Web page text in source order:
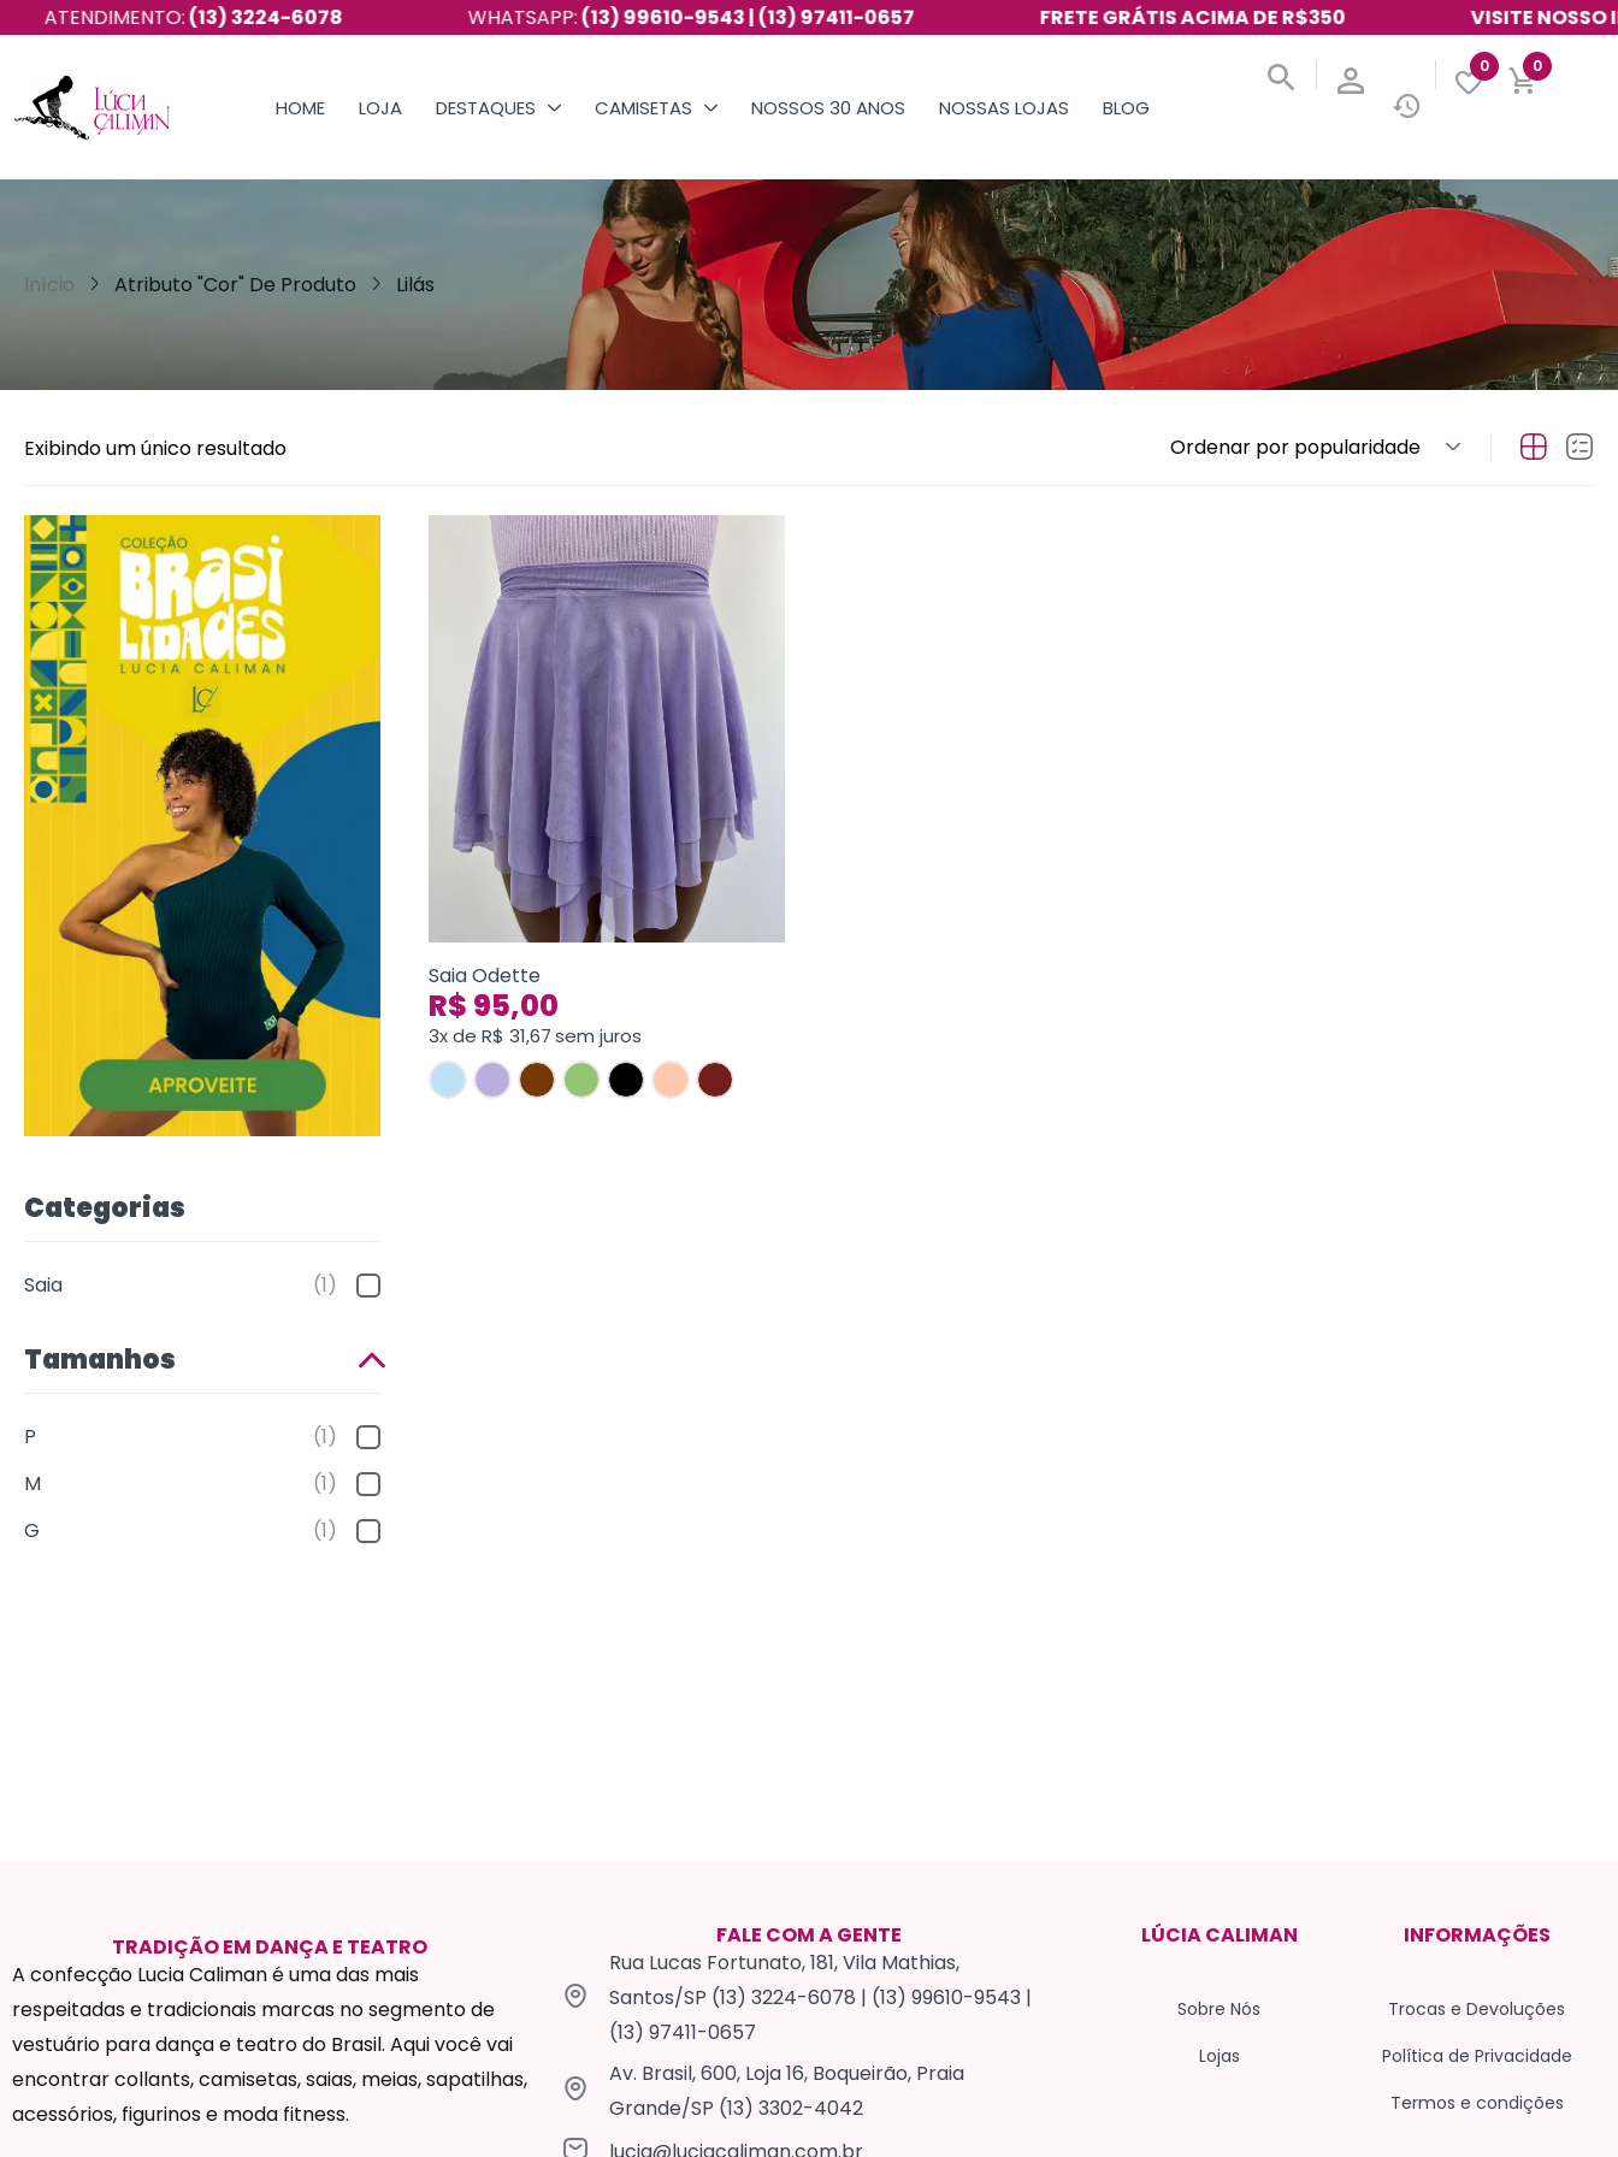
(13) 3224-6078 WHATSAPP:(13) 99610-9543 | (13) 97411-0657 FRETE GRÁTIS ACIMA DE R$350 VISITE NOSSO
HOME LOJA DESTAQUES CAMISETAS NOSSOS 30 ANOS NOSSAS LOJAS BLOG
0 0
Início Atributo "Cor" De Produto Lilás
Exibindo um único resultado Ordenar por popularidade
Categorias
Saia (1)
Tamanhos
P
(1)
M
(1)
G
(1)
Saia Odette
R$ 95,00
3x de R$ 31,67sem juros
TRADIÇÃO EM DANÇA E TEATRO
A confecção Lucia Caliman é uma das mais
respeitadas e tradicionais marcas no segmento de
vestuário para dança e teatro do Brasil. Aqui você vai
encontrar collants, camisetas, saias, meias, sapatilhas,
acessórios, figurinos e moda fitness.
FALE COM A GENTE
Rua Lucas Fortunato, 181, Vila Mathias,
Santos/SP (13) 3224-6078 | (13) 99610-9543 |
(13) 97411-0657
Av. Brasil, 600, Loja 16, Boqueirão, Praia
Grande/SP (13) 3302-4042
lucia@luciacaliman.com.br
LÚCIA CALIMAN
Sobre Nós
Lojas
INFORMAÇÕES
Trocas e Devoluções
Política de Privacidade
Termos e condições